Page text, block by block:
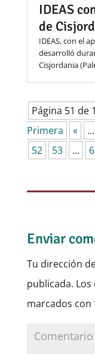
IDEAS
de
IDEAS, con el
desarrolló
Cisjordania
Página 51 de
Primera
« ...
52
53 ...
Enviar
Tu dirección
publicada.
marcados con